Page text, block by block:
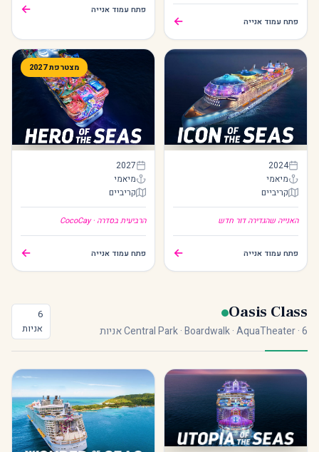
פתח עמוד אנייה ←
פתח עמוד אנייה ←
Icon of the Seas
2024
מיאמי
קריביים
האנייה שהגדירה דור חדש
פתח עמוד אנייה ←
מצטרפת 2027
Hero of the Seas
2027
מיאמי
קריביים
הרביעית בסדרה · CocoCay
פתח עמוד אנייה ←
Oasis Class
Central Park · Boardwalk · AquaTheater · 6 אניות
6
אניות